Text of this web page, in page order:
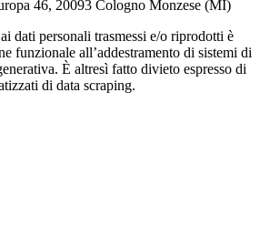
46, 20093 Cologno Monzese (MI)
dati personali trasmessi e/o riprodotti è
funzionale all’addestramento di sistemi di
È altresì fatto divieto espresso di
di data scraping.